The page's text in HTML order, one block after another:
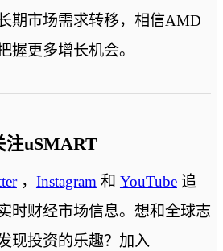
期市场需求转移，相信AMD
握更多增长机会。
注uSMART
， Instagram 和 YouTube追
时财经市场信息。想和全球志
现投资的乐趣？加入